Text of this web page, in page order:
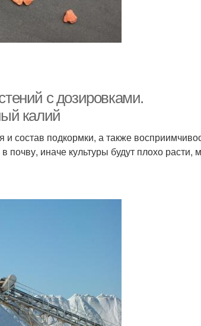
с дозировками.
калий
состав подкормки, а также
иначе культуры будут плохо расти,